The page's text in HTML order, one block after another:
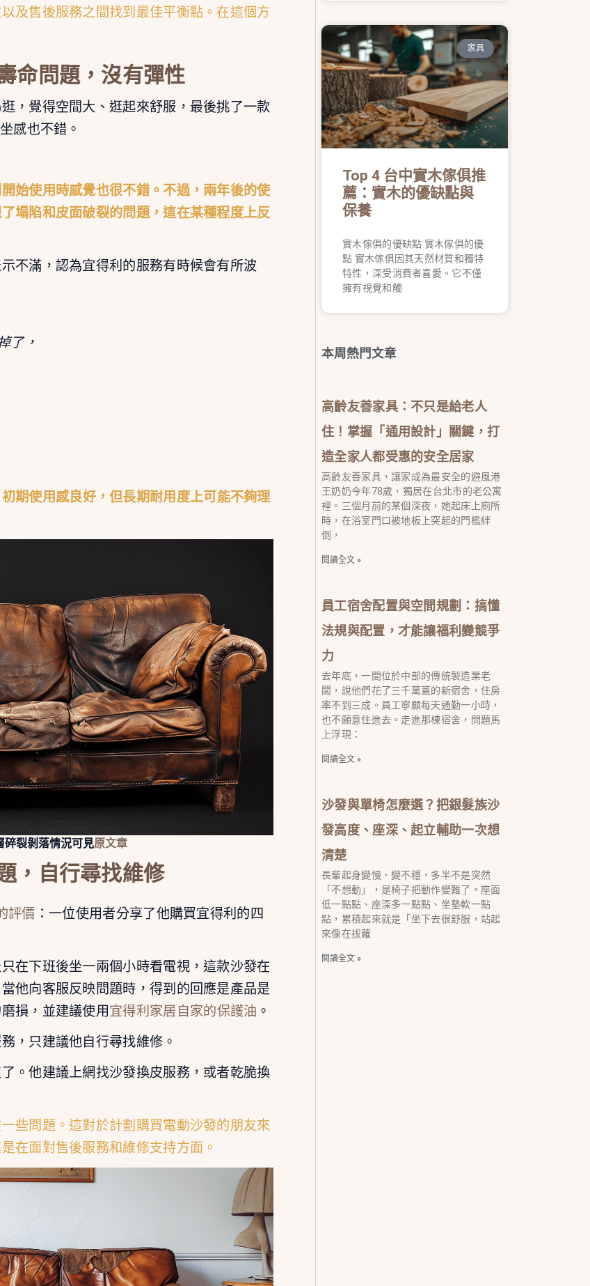
及售後服務之間找到最佳平衡點。在這個方
命問題，沒有彈性
，覺得空間大、逛起來舒服，最後挑了一款
感也不錯。
始使用時感覺也很不錯。不過，兩年後的使
塌陷和皮面破裂的問題，這在某種程度上反
不滿，認為宜得利的服務有時候會有所波
了，
期使用感良好，但長期耐用度上可能不夠理
碎裂剝落情況可見原文章
，自行尋找維修
評價 ：一位使用者分享了他購買宜得利的四
在下班後坐一兩個小時看電視，這款沙發在
他向客服反映問題時，得到的回應是產品是
損，並建議使用宜得利家居自家的保護油 。
，只建議他自行尋找維修。
。他建議上網找沙發換皮服務，或者乾脆換
些問題。這對於計劃購買電動沙發的朋友來
在面對售後服務和維修支持方面。
家具
Top 4 台中實木傢俱推
薦：實木的優缺點與
保養
實木傢俱的優缺點 實木傢俱的優
點 實木傢俱因其天然材質和獨特
特性，深受消費者喜愛。它不僅
擁有視覺和觸
本周熱門文章
高齡友善家具：不只是給老人
住！掌握「通用設計」關鍵，打
造全家人都受惠的安全居家
高齡友善家具，讓家成為最安全的避風港
王奶奶今年78歲，獨居在台北市的老公寓
裡。三個月前的某個深夜，她起床上廁所
時，在浴室門口被地板上突起的門檻絆
倒，
閱讀全文 »
員工宿舍配置與空間規劃：搞懂
法規與配置，才能讓福利變競爭
力
去年底，一間位於中部的傳統製造業老
闆，說他們花了三千萬蓋的新宿舍，住房
率不到三成。員工寧願每天通勤一小時，
也不願意住進去。走進那棟宿舍，問題馬
上浮現：
閱讀全文 »
沙發與單椅怎麼選？把銀髮族沙
發高度、座深、起立輔助一次想
清楚
長輩起身變慢、變不穩，多半不是突然
「不想動」，是椅子把動作變難了。座面
低一點點、座深多一點點、坐墊軟一點
點，累積起來就是「坐下去很舒服，站起
來像在拔蘿
閱讀全文 »